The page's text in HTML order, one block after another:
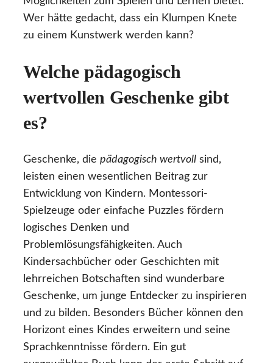
Wer hätte gedacht, dass ein Klumpen Knete
zu einem Kunstwerk werden kann?
Welche pädagogisch
wertvollen Geschenke gibt
es?
Geschenke, die pädagogisch wertvoll sind,
leisten einen wesentlichen Beitrag zur
Entwicklung von Kindern. Montessori-
Spielzeuge oder einfache Puzzles fördern
logisches Denken und
Problemlösungsfähigkeiten. Auch
Kindersachbücher oder Geschichten mit
lehrreichen Botschaften sind wunderbare
Geschenke, um junge Entdecker zu inspirieren
und zu bilden. Besonders Bücher können den
Horizont eines Kindes erweitern und seine
Sprachkenntnisse fördern. Ein gut